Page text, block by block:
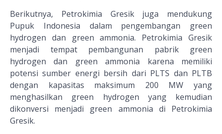
Berikutnya, Petrokimia Gresik juga mendukung
Pupuk Indonesia dalam pengembangan green
hydrogen dan green ammonia. Petrokimia Gresik
menjadi tempat pembangunan pabrik green
hydrogen dan green ammonia karena memiliki
potensi sumber energi bersih dari PLTS dan PLTB
dengan kapasitas maksimum 200 MW yang
menghasilkan green hydrogen yang kemudian
dikonversi menjadi green ammonia di Petrokimia
Gresik.